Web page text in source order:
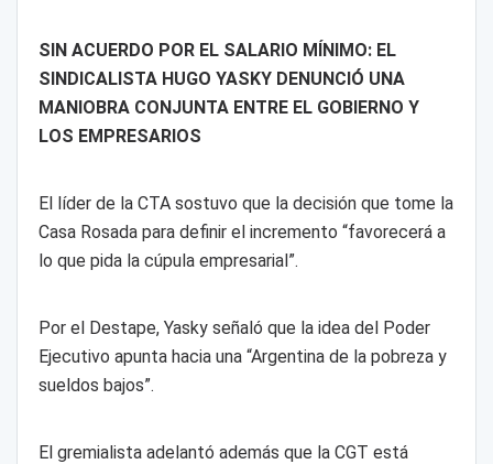
SIN ACUERDO POR EL SALARIO MÍNIMO: EL
SINDICALISTA HUGO YASKY DENUNCIÓ UNA
MANIOBRA CONJUNTA ENTRE EL GOBIERNO Y
LOS EMPRESARIOS
El líder de la CTA sostuvo que la decisión que tome la
Casa Rosada para definir el incremento “favorecerá a
lo que pida la cúpula empresarial”.
Por el Destape, Yasky señaló que la idea del Poder
Ejecutivo apunta hacia una “Argentina de la pobreza y
sueldos bajos”.
El gremialista adelantó además que la CGT está